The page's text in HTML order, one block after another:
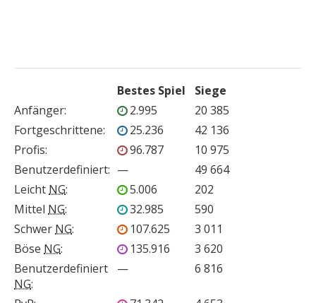
Bestes Spiel
Siege
Anfänger: 2.995
20 385
Fortgeschrittene: 25.236
42 136
Profis: 96.787
10 975
Benutzerdefiniert: —
49 664
Leicht NG: 5.006
202
Mittel NG: 32.985
590
Schwer NG: 107.625
3 011
Böse NG: 135.916
3 620
Benutzerdefiniert
NG:
— 6 816